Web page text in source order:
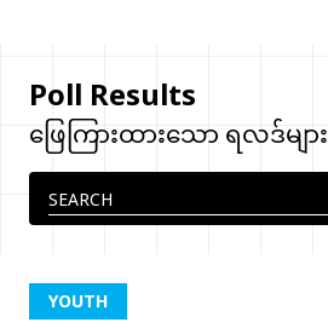
Poll Results
ဖြေကြားထားသော ရလဒ်များ
YOUTH